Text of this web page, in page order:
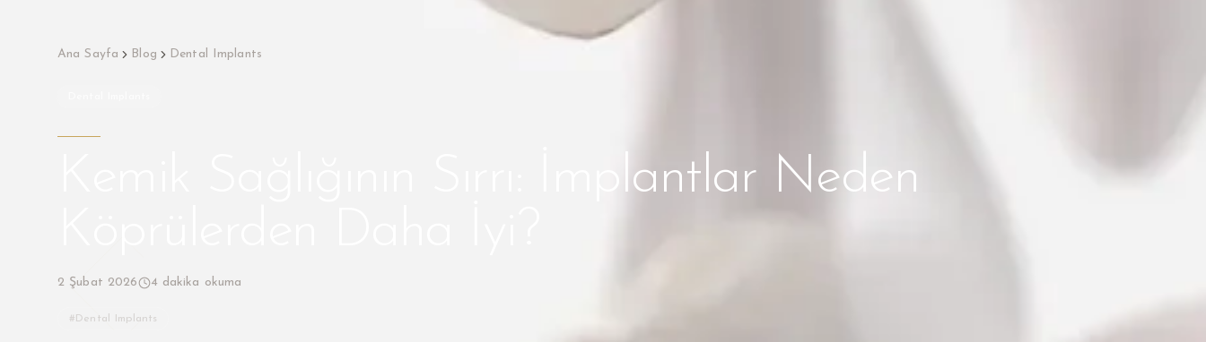
Ana Sayfa Blog Dental Implants
Kemik Sağlığının Sırrı: İmplantlar Neden
2 Şubat 2026 4 dakika okuma
# Dental Implants